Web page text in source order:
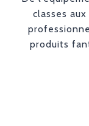
classes
produits